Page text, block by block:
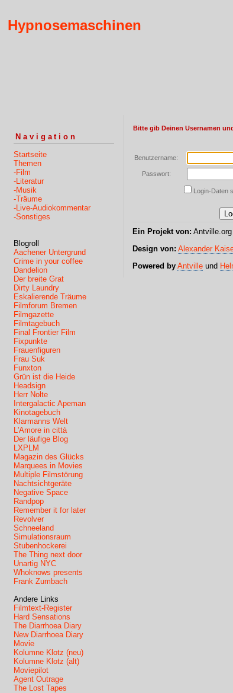
Hypnosemaschinen
Navigation
Startseite
Themen
-Film
-Literatur
-Musik
-Träume
-Live-Audiokommentar
-Sonstiges
Blogroll
Aachener Untergrund
Crime in your coffee
Dandelion
Der breite Grat
Dirty Laundry
Eskalierende Träume
Filmforum Bremen
Filmgazette
Filmtagebuch
Final Frontier Film
Fixpunkte
Frauenfiguren
Frau Suk
Funxton
Grün ist die Heide
Headsign
Herr Nolte
Intergalactic Apeman
Kinotagebuch
Klarmanns Welt
L'Amore in città
Der läufige Blog
LXPLM
Magazin des Glücks
Marquees in Movies
Multiple Filmstörung
Nachtsichtgeräte
Negative Space
Randpop
Remember it for later
Revolver
Schneeland
Simulationsraum
Stubenhockerei
The Thing next door
Unartig NYC
Whoknows presents
Frank Zumbach
Andere Links
Filmtext-Register
Hard Sensations
The Diarrhoea Diary
New Diarrhoea Diary
Movie
Kolumne Klotz (neu)
Kolumne Klotz (alt)
Moviepilot
Agent Outrage
The Lost Tapes
Bitte gib Deinen Usernamen
Benutzername:
Passwort:
Login-Daten
Ein Projekt von:
Design von: Alexander
Powered by Antville und